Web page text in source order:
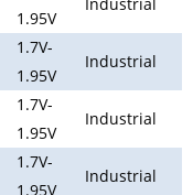
1.95V
1.7V-
1.95V
Industrial
1.7V-
1.95V
Industrial
1.7V-
1.95V
Industrial